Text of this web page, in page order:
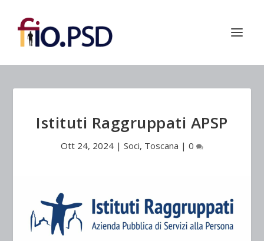
Istituti Raggruppati APSP
Ott 24, 2024 | Soci, Toscana | 0